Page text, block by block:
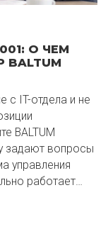
О ЧЕМ
с IT-отдела и не
BALTUM
задают вопросы
управления
работает…